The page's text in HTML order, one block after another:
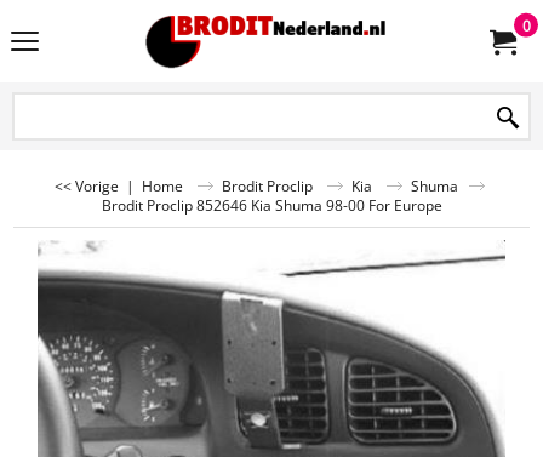
0
<< Vorige | Home Brodit Proclip Kia
Shuma
Brodit Proclip 852646 Kia Shuma 98-00 For Europe